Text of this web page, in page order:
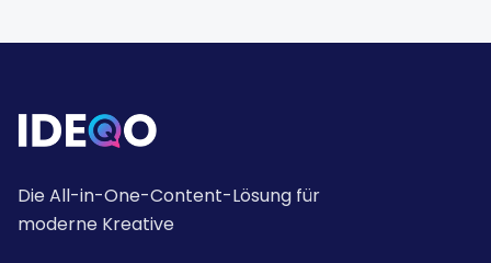
Die All-in-One-Content-Lösung für
moderne Kreative